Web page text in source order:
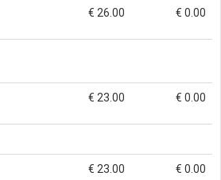
€ 26.00 € 0.00
€ 23.00 € 0.00
€ 23.00 € 0.00